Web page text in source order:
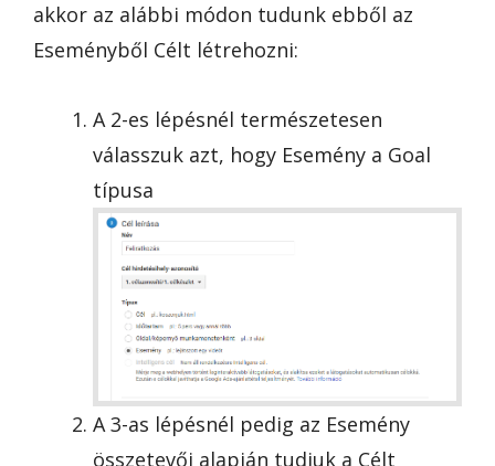
akkor az alábbi módon tudunk ebből az
Eseményből Célt létrehozni:
A 2-es lépésnél természetesen
válasszuk azt, hogy Esemény a Goal
típusa
A 3-as lépésnél pedig az Esemény
összetevői alapján tudjuk a Célt